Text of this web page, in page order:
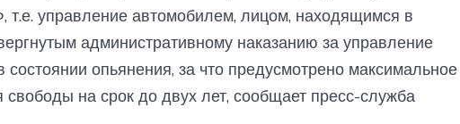
т.е. управление автомобилем, лицом, находящимся в
административному наказанию за управление
опьянения, за что предусмотрено максимальное
на срок до двух лет, сообщает пресс-служба